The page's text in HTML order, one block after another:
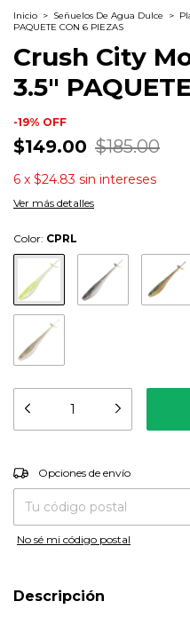
Inicio > Señuelos De Agua Dulce >
PAQUETE CON 6 PIEZAS
Crush City
3.5"
-19% OFF
$149.00 $185.00
6 x $24.83 sin intereses
Ver más detalles
Color: CPRL
Entregas para el CP:
Opciones de envío
No sé mi código postal
Descripción